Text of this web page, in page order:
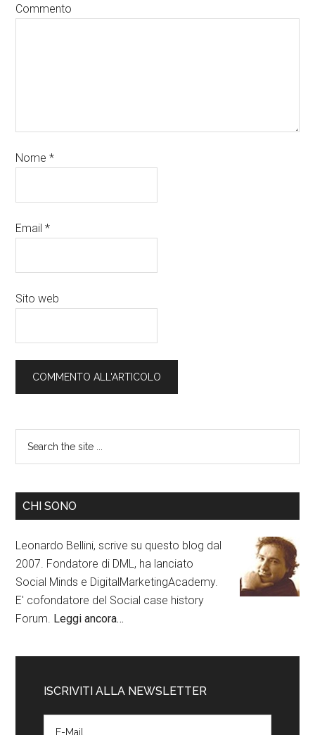
Commento
Nome*
Email*
Sito web
CHI SONO
Leonardo Bellini, scrive su questo blog dal
2007. Fondatore di DML, ha lanciato
Social Minds e DigitalMarketingAcademy.
E' cofondatore del Social case history
Forum. Leggi ancora…
ISCRIVITI ALLA NEWSLETTER